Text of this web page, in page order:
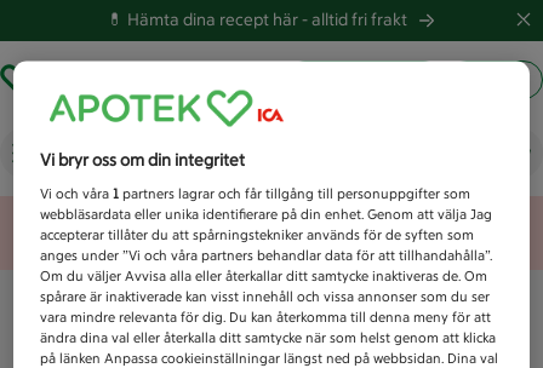
💊 Hämta dina recept här -alltid fri frakt
Vad letar du efter idag?
Unknown error
Vi bryr oss om din integritet
Vi och våra1 partners lagrar och får tillgång till personuppgifter som
webbläsardata eller unika identifierare på din enhet. Genom att välja Jag
accepterar tillåter du att spårningstekniker används för de syften som
anges under ”Vi och våra partners behandlar data för att tillhandahålla”.
Om du väljer Avvisa alla eller återkallar ditt samtycke inaktiveras de. Om
spårare är inaktiverade kan visst innehåll och vissa annonser som du ser
vara mindre relevanta för dig. Du kan återkomma till denna meny för att
ändra dina val eller återkalla ditt samtycke när som helst genom att klicka
på länken Anpassa cookieinställningar längst ned på webbsidan. Dina val